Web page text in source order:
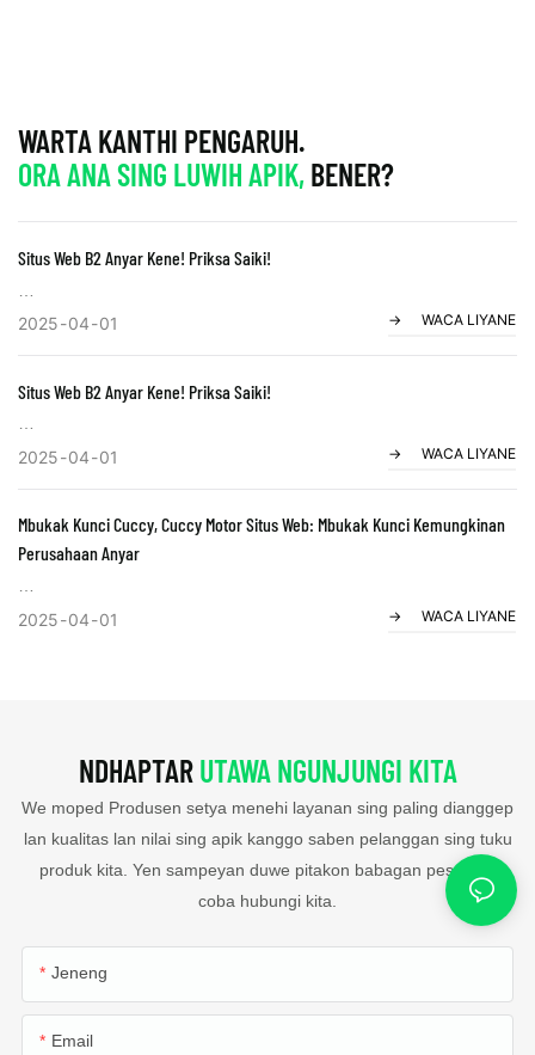
WARTA KANTHI PENGARUH.
ORA ANA SING LUWIH APIK,BENER?
Situs Web B2 Anyar Kene! Priksa Saiki!
Liwat kerjasama sing cedhak karo cucuy, perusahaan cucuy,
perusahaan bakal bisa ngrebut kesempatan pasar lan nambah
daya saing. Sugeng rawuh ing situs web anyar lan ngalami
2025 04 01 WACA LIYANE
Situs Web B2 Anyar Kene! Priksa Saiki!
Liwat kerjasama sing cedhak karo cucuy, perusahaan cucuy,
perusahaan bakal bisa ngrebut kesempatan pasar lan nambah
daya saing. Sugeng rawuh ing situs web anyar lan ngalami
layanan B2B sing luwih apik!
2025 04 01 WACA LIYANE
Mbukak Kunci Cuccy, Cuccy Motor Situs Web: Mbukak Kunci Kemungkinan
Perusahaan Anyar
Situs web sing mentas diowahi resmi diluncurake kanthi resmi.
2025 04 01 WACA LIYANE
NDHAPTARUTAWA NGUNJUNGI KITA
We moped Produsen setya menehi layanan sing paling dianggep
lan kualitas lan nilai sing apik kanggo saben pelanggan sing tuku
produk kita. Yen sampeyan duwe pitakon babagan pesenan,
coba hubungi kita.
Jeneng
Email